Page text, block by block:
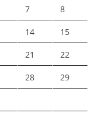
7 8
14 15
21 22
28 29